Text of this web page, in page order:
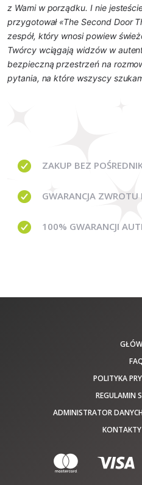
z Wami w porządku. I nie
przygotował «The Second Door
zespół, który wnosi powiew
Twórcy wciągają widzów w
bezpieczną przestrzeń na
pytania, na które wszyscy
ZAKUP BEZ
GWARANCJA ZWROTU
100% GWARANCJI
POLITYKA
REGULAMIN
ADMINISTRATOR